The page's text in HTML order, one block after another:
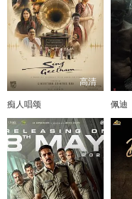
高清
痴人唱颂 佩迪